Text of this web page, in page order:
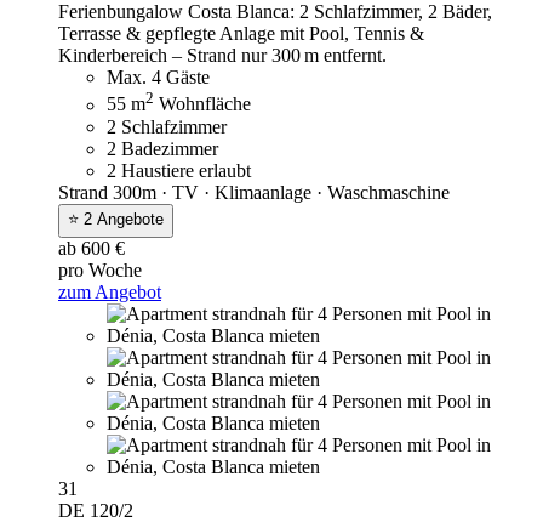
Ferienbungalow Costa Blanca: 2 Schlafzimmer, 2 Bäder,
Terrasse & gepflegte Anlage mit Pool, Tennis &
Kinderbereich – Strand nur 300 m entfernt.
Max. 4 Gäste
55 m2 Wohnfläche
2 Schlafzimmer
2 Badezimmer
2 Haustiere erlaubt
Strand 300m · TV · Klimaanlage · Waschmaschine
⭐ 2 Angebote
ab 600 €
pro Woche
zum Angebot
31
DE 120/2